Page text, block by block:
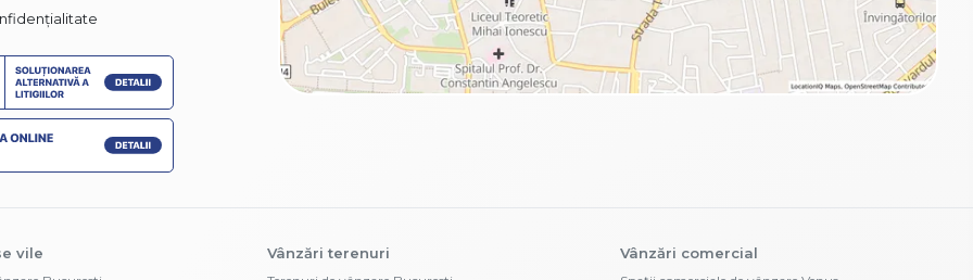
vile Vânzări terenuri Vânzări comercial